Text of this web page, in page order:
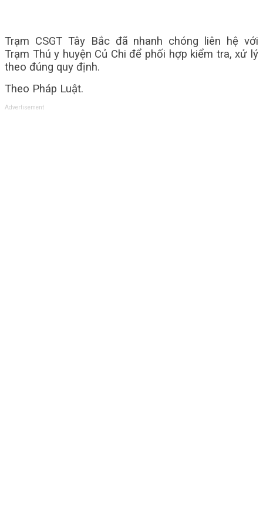
Trạm CSGT Tây Bắc đã nhanh chóng liên hệ với
Trạm Thú y huyện Củ Chi để phối hợp kiểm tra, xử lý
theo đúng quy định.
Theo Pháp Luật.
Advertisement